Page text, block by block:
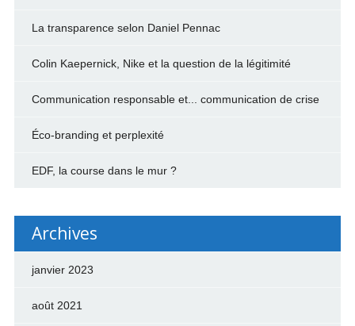
La transparence selon Daniel Pennac
Colin Kaepernick, Nike et la question de la légitimité
Communication responsable et... communication de crise
Éco-branding et perplexité
EDF, la course dans le mur ?
Archives
janvier 2023
août 2021